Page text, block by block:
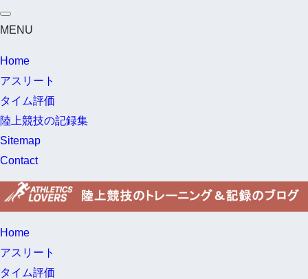
MENU
Home
アスリート
タイム評価
陸上競技の記録集
Sitemap
Contact
Home
アスリート
タイム評価